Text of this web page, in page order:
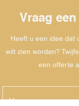
Vraag
Heeft u een idee dat
wilt zien worden?
een offerte